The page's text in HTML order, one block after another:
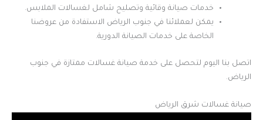
خدمات صيانة وقائية وتصليح شامل لغسالات الملابس.
يمكن لعملائنا في جنوب الرياض الاستفادة من عروضنا
الخاصة على خدمات الصيانة الدورية.
اتصل بنا اليوم لتحصل على خدمة صيانة غسالات ممتازة في جنوب
الرياض.
صيانة غسالات شرق الرياض